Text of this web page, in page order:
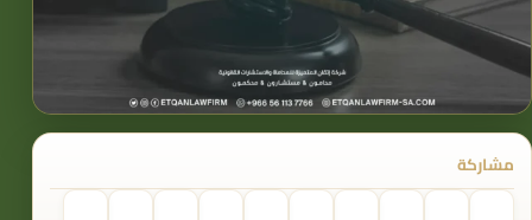
مشاركة